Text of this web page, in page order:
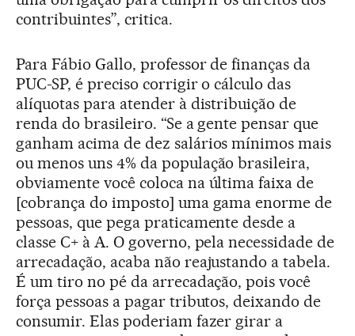
contribuintes”, critica.
Para Fábio Gallo, professor de finanças da
PUC-SP, é preciso corrigir o cálculo das
alíquotas para atender à distribuição de
renda do brasileiro. “Se a gente pensar que
ganham acima de dez salários mínimos mais
ou menos uns 4% da população brasileira,
obviamente você coloca na última faixa de
[cobrança do imposto] uma gama enorme de
pessoas, que pega praticamente desde a
classe C+ à A. O governo, pela necessidade de
arrecadação, acaba não reajustando a tabela.
É um tiro no pé da arrecadação, pois você
força pessoas a pagar tributos, deixando de
consumir. Elas poderiam fazer girar a